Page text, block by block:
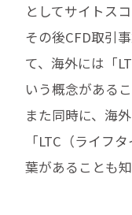
としてサイトス
その後CFD取引
て、海外には「
いう概念がある
また同時に、海
「LTC（ライフ
葉があることも知